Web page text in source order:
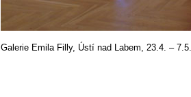
Galerie Emila Filly, Ústí nad Labem, 23.4. –